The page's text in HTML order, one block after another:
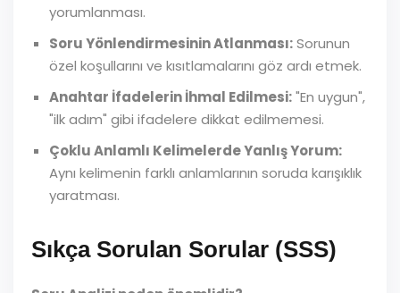
yorumlanması.
Soru Yönlendirmesinin Atlanması:Sorunun
özel koşullarını ve kısıtlamalarını göz ardı etmek.
Anahtar İfadelerin İhmal Edilmesi:"En uygun",
"ilk adım" gibi ifadelere dikkat edilmemesi.
Çoklu Anlamlı Kelimelerde Yanlış Yorum:
Aynı kelimenin farklı anlamlarının soruda karışıklık
yaratması.
Sıkça Sorulan Sorular (SSS)